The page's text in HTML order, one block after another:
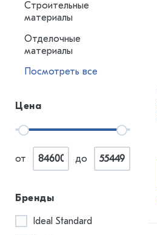
Строительные
материалы
Отделочные
материалы
Посмотреть все
Цена
от до
Бренды
Ideal Standard